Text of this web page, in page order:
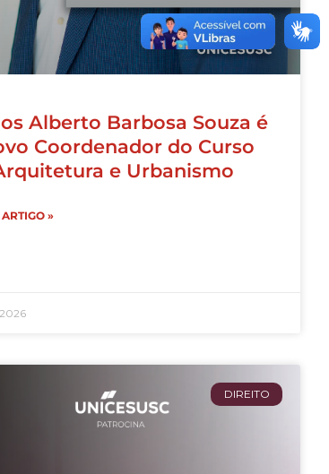
Alberto Barbosa Souza é
Coordenador do Curso
e Urbanismo
»
DIREITO